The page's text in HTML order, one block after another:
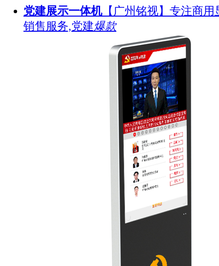
党建展示一体机【广州铭视】专注商用
销售服务,党建爆款